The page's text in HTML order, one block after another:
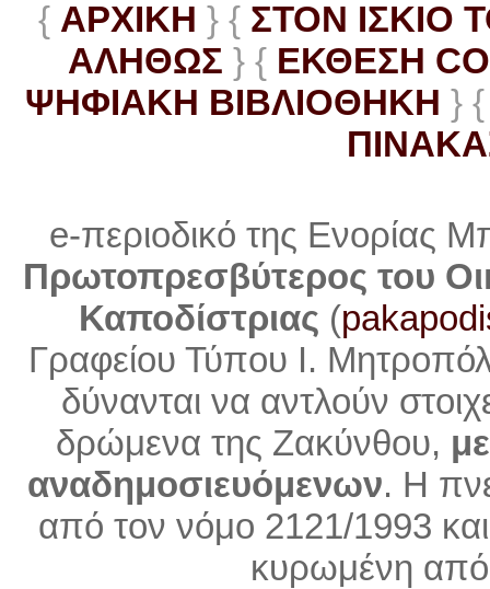
{ ΑΡΧΙΚΗ } { ΣΤΟΝ ΙΣΚΙΟ
ΑΛΗΘΩΣ } { ΕΚΘΕΣΗ
ΨΗΦΙΑΚΗ ΒΙΒΛΙΟΘΗΚΗ } {
e-περιοδικό της Ενορίας
Πρωτοπρεσβύτερος του
Καποδίστριας (
Γραφείου Τύπου Ι.
δύνανται να αντλούν
δρώμενα της Ζακύνθου,
αναδημοσιευόμενων. Η
από τον νόμο 2121/1993
κυρωμένη